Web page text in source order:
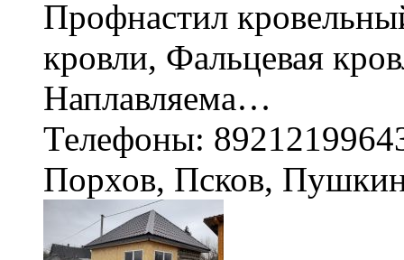
Профнастил
кровли, Фальцевая
Наплавляема…
Телефоны:
Порхов, Псков,